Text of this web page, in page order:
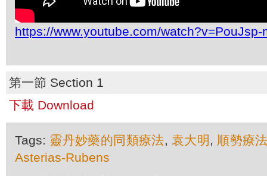
https://www.youtube.com/watch?v=PouJsp-
第一節 Section 1
下載 Download
Tags: 靈丹妙藥的同類療法, 袁大明 , 順勢療
Asterias-Rubens